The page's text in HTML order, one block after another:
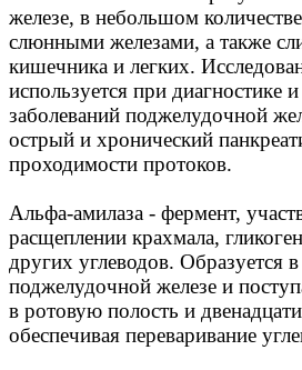
железе, в небольшом
слюнными железами, а также
кишечника и легких.
используется при диагностике
заболеваний поджелудочной
острый и хронический
проходимости протоков.
Альфа-амилаза - фермент,
расщеплении крахмала,
других углеводов. Образуется
поджелудочной железе и
в ротовую полость и
обеспечивая переваривание